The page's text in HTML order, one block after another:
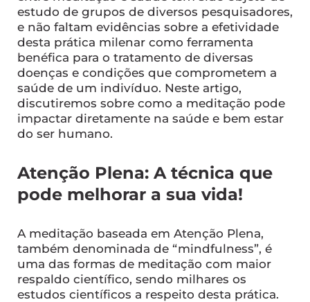
estudo de grupos de diversos pesquisadores,
e não faltam evidências sobre a efetividade
desta prática milenar como ferramenta
benéfica para o tratamento de diversas
doenças e condições que comprometem a
saúde de um indivíduo. Neste artigo,
discutiremos sobre como a meditação pode
impactar diretamente na saúde e bem estar
do ser humano.
Atenção Plena: A técnica que
pode melhorar a sua vida!
A meditação baseada em Atenção Plena,
também denominada de “mindfulness”, é
uma das formas de meditação com maior
respaldo científico, sendo milhares os
estudos científicos a respeito desta prática.